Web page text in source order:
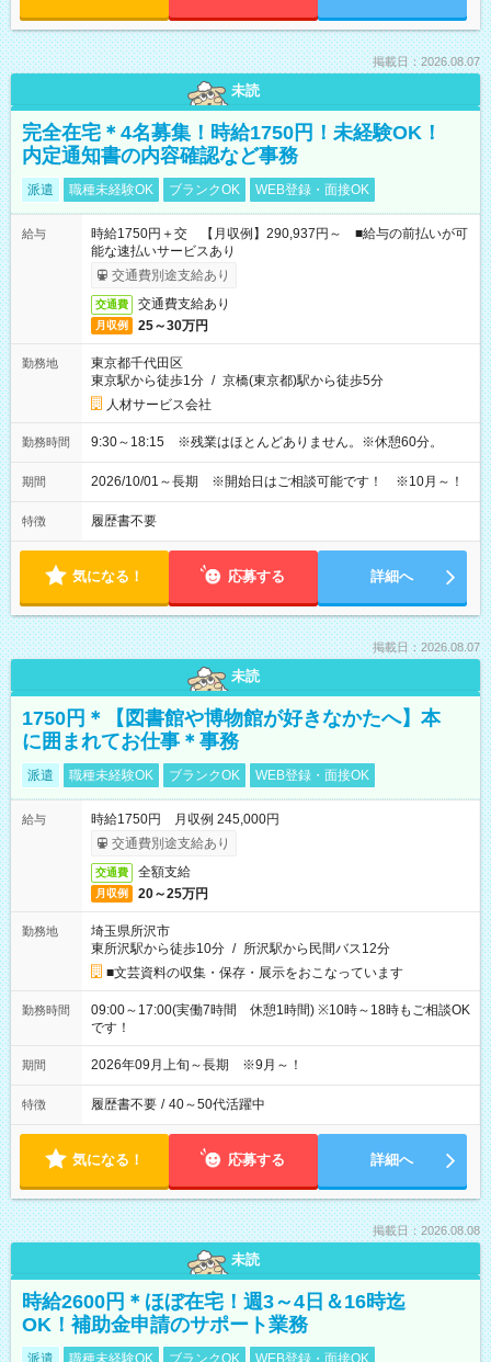
掲載日：2026.08.07
未読
完全在宅＊4名募集！時給1750円！未経験OK！
内定通知書の内容確認など事務
派遣 職種未経験OK ブランクOK WEB登録・面接OK
給与
時給1750円＋交 【月収例】290,937円～ ■給与の前払いが可
能な速払いサービスあり
交通費別途支給あり
交通費 交通費支給あり
月収例 25～30万円
勤務地
東京都千代田区
東京駅から徒歩1分 / 京橋(東京都)駅から徒歩5分
人材サービス会社
勤務時間 9:30～18:15 ※残業はほとんどありません。※休憩60分。
期間 2026/10/01～長期 ※開始日はご相談可能です！ ※10月～！
特徴 履歴書不要
気になる！ 応募する 詳細へ
掲載日：2026.08.07
未読
1750円＊【図書館や博物館が好きなかたへ】本
に囲まれてお仕事＊事務
派遣 職種未経験OK ブランクOK WEB登録・面接OK
給与
時給1750円 月収例 245,000円
交通費別途支給あり
交通費 全額支給
月収例 20～25万円
勤務地
埼玉県所沢市
東所沢駅から徒歩10分 / 所沢駅から民間バス12分
■文芸資料の収集・保存・展示をおこなっています
勤務時間
09:00～17:00(実働7時間 休憩1時間) ※10時～18時もご相談OK
です！
期間 2026年09月上旬～長期 ※9月～！
特徴 履歴書不要 / 40～50代活躍中
気になる！ 応募する 詳細へ
掲載日：2026.08.08
未読
時給2600円＊ほぼ在宅！週3～4日＆16時迄
OK！補助金申請のサポート業務
派遣 職種未経験OK ブランクOK WEB登録・面接OK